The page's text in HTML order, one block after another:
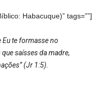
Habacuque)” tags=””]
Eu te formasse no
saísses da madre,
(Jr 1:5).